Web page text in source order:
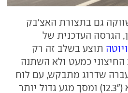
גם בתצורת האצ'בק
הגרסה העדכנית של
תוצע בשלב זה רק
החיצוני כמעט ולא השתנה
שדרוג מתבקש, עם לוח
מחוונים דיגיטלי מלא ("12.3) ומסך מגע גדול יותר